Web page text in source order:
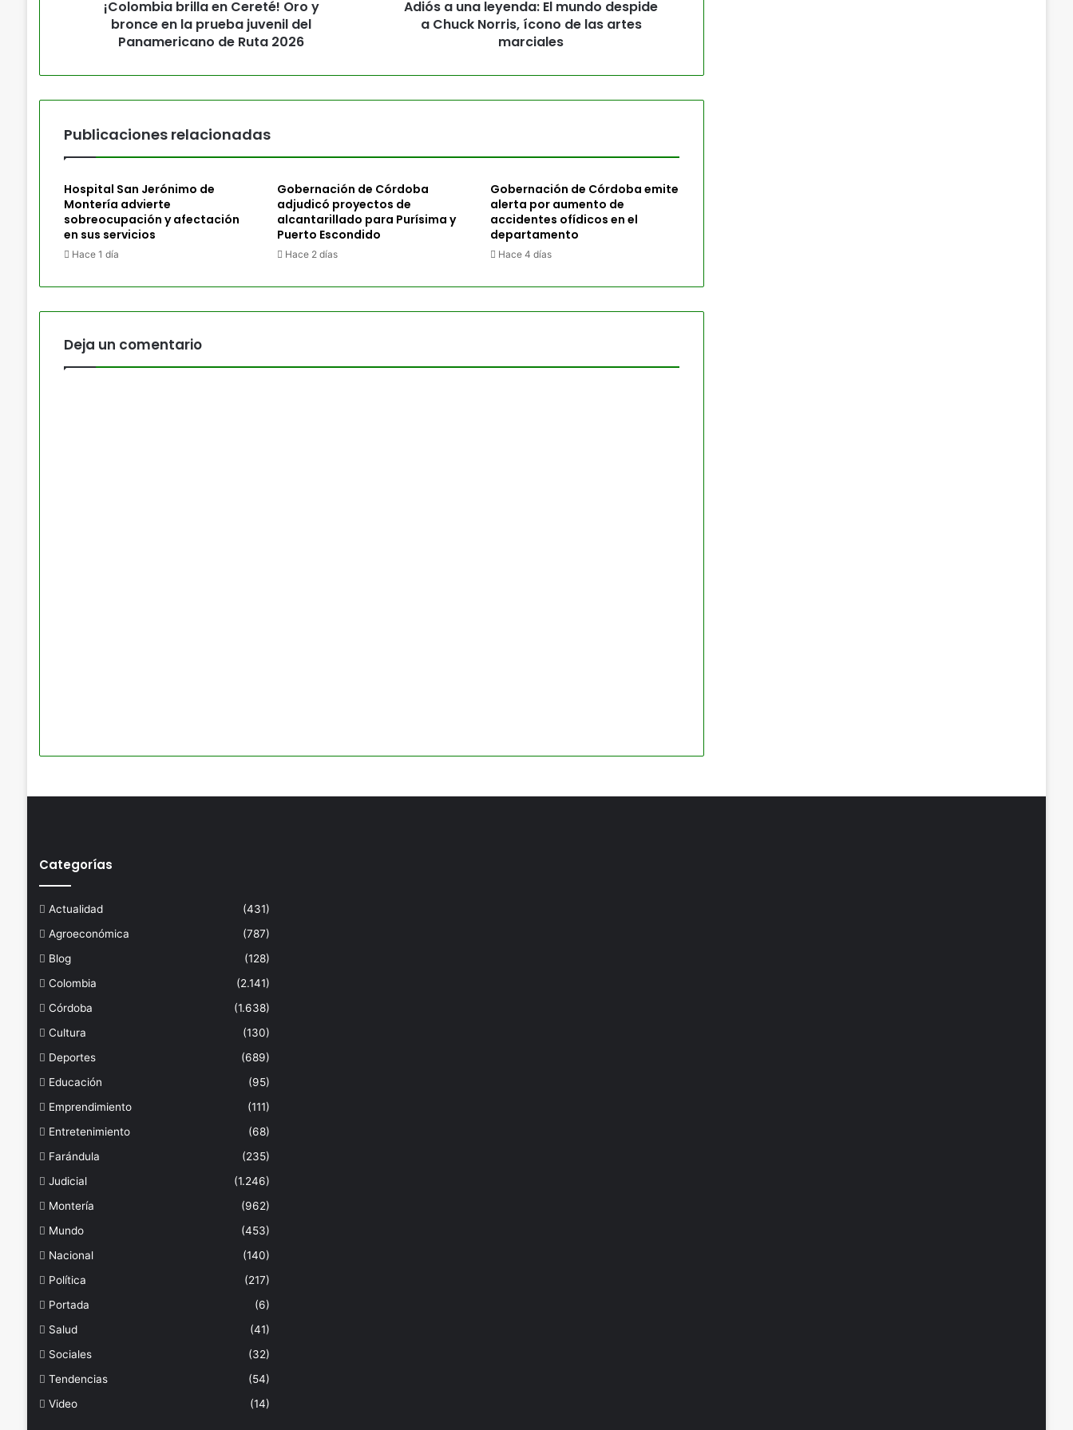
¡Colombia brilla en Cereté! Oro y
bronce en la prueba juvenil del
Panamericano de Ruta 2026
Adiós a una leyenda: El mundo despide
a Chuck Norris, ícono de las artes
marciales
Publicaciones relacionadas
Hospital San Jerónimo de
Montería advierte
sobreocupación y afectación
en sus servicios
Hace 1 día
Gobernación de Córdoba
adjudicó proyectos de
alcantarillado para Purísima y
Puerto Escondido
Hace 2 días
Gobernación de Córdoba emite
alerta por aumento de
accidentes ofídicos en el
departamento
Hace 4 días
Deja un comentario
Categorías
Actualidad
(431)
Agroeconómica
(787)
Blog
(128)
Colombia
(2.141)
Córdoba
(1.638)
Cultura
(130)
Deportes
(689)
Educación
(95)
Emprendimiento
(111)
Entretenimiento
(68)
Farándula
(235)
Judicial
(1.246)
Montería
(962)
Mundo
(453)
Nacional
(140)
Política
(217)
Portada
(6)
Salud
(41)
Sociales
(32)
Tendencias
(54)
Video
(14)